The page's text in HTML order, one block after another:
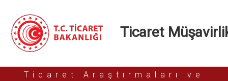
Ticaret
Ticaret Araştırmaları ve